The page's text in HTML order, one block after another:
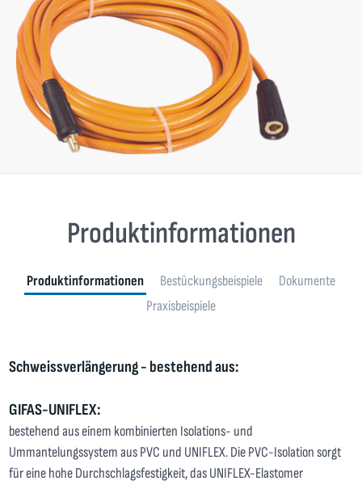
Produktinformationen
Produktinformationen Bestückungsbeispiele
Dokumente
Praxisbeispiele
Schweissverlängerung - bestehend aus:
GIFAS-UNIFLEX:
bestehend aus einem kombinierten Isolations- und
Ummantelungssystem aus PVC und UNIFLEX. Die PVC-Isolation sorgt
für eine hohe Durchschlagsfestigkeit, das UNIFLEX-Elastomer